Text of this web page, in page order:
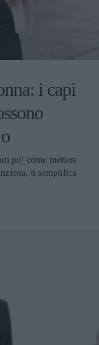
i capi
po’ come mettere
ti semplifica